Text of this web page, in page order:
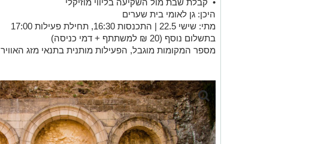
• קבלת שבת מול השקיעה בליווי מוזיקלי
היכן: גן לאומי בית שערים
מתי: שישי 22.5 | התכנסות 16:30, תחילת פעילות 17:00
בתשלום נוסף (20 ₪ למשתתף + דמי כניסה)
מספר המקומות מוגבל, הפעילות מותנית בתנאי מזג האוויר